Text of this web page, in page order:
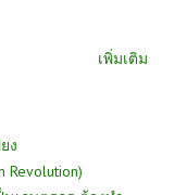
เพิ่มเติม
ง
Revolution)